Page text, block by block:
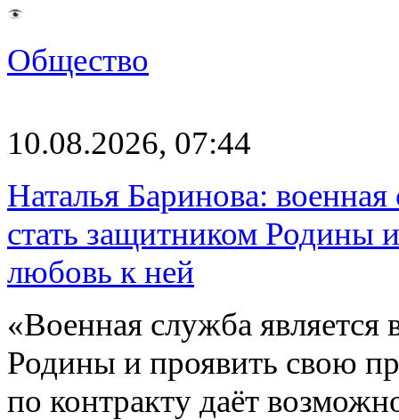
Общество
10.08.2026, 07:44
Наталья Баринова:
стать защитником Родины
любовь к ней
«Военная служба
Родины и проявить свою
по контракту даёт